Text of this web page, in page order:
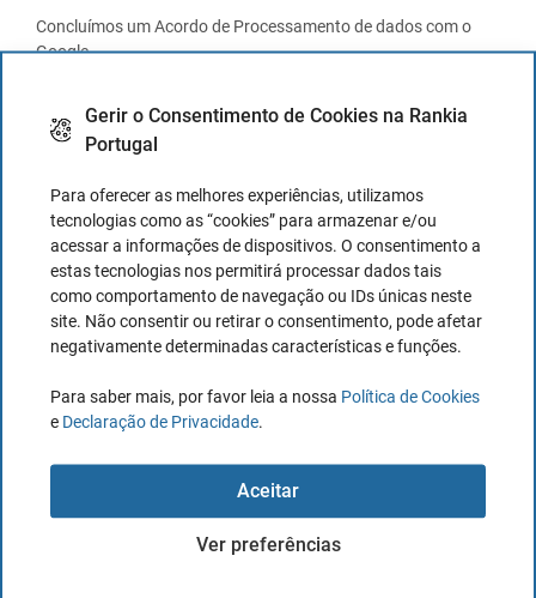
Gerir o Consentimento de Cookies na Rankia
Portugal
Para oferecer as melhores experiências, utilizamos
tecnologias como as “cookies” para armazenar e/ou
acessar a informações de dispositivos. O consentimento a
estas tecnologias nos permitirá processar dados tais
como comportamento de navegação ou IDs únicas neste
site. Não consentir ou retirar o consentimento, pode afetar
negativamente determinadas características e funções.
Para saber mais, por favor leia a nossa Política de Cookies
e Declaração de Privacidade
Aceitar
Ver preferências
Concluímos um Acordo de Processamento de dados com o
Google.
do Google.
5. Segurança
Estamos comprometidos com a segurança dos dados
pessoais. Tomamos medidas de segurança adequadas para
limitar o abuso e o acesso não autorizado aos dados pessoais.
Isso garante que apenas as pessoas necessárias tenham
acesso aos seus dados, que o acesso aos dados seja
protegido e que as nossas medidas de segurança sejam
6. Sites de terceiros
Esta declaração de privacidade não se aplica a sites de
terceiros ligados por links do nosso site. Não podemos
garantir que esses terceiros manuseiem os seus dados
pessoais de maneira confiável ou segura. Recomendamos que